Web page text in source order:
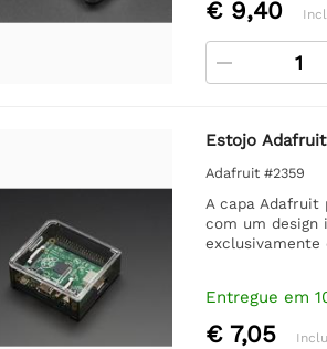
€ 9,40
Estojo
Adafruit #2359
A capa
com um design
Entregue em
€ 7,05